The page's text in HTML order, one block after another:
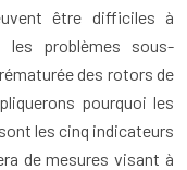
être difficiles à
les problèmes sous-
des rotors de
pourquoi les
les cinq indicateurs
de mesures visant à